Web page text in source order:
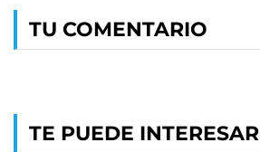
TU COMENTARIO
TE PUEDE INTERESAR